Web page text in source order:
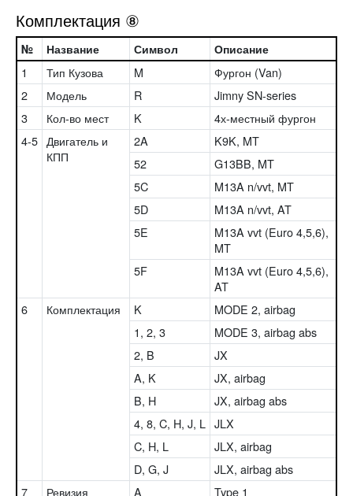
Комплектация ⑧
№ Название Символ Описание
1 Тип Кузова M
Фургон (Van)
2
Модель R
Jimny SN-series
3
Кол-во мест K
4х-местный фургон
4-5 Двигатель и
КПП
2A
K9K, MT
52
G13BB, MT
5C
M13A n/vvt, MT
5D
M13A n/vvt, AT
5E
M13A vvt (Euro 4,5,6),
MT
5F
M13A vvt (Euro 4,5,6),
AT
6
Комплектация K
MODE 2, airbag
1, 2, 3
MODE 3, airbag abs
2, B
JX
A, K
JX, airbag
B, H
JX, airbag abs
4, 8, C, H, J, L JLX
C, H, L
JLX, airbag
D, G, J
JLX, airbag abs
7
Ревизия A Type 1